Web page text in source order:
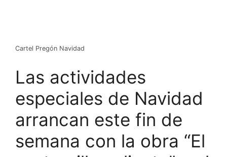
Cartel Pregón Navidad
Las actividades
especiales de Navidad
arrancan este fin de
semana con la obra “El